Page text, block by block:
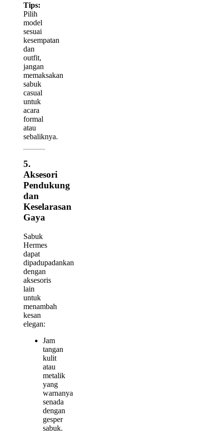
Tips:
Pilih
model
sesuai
kesempatan
dan
outfit,
jangan
memaksakan
sabuk
casual
untuk
acara
formal
atau
sebaliknya.
5.
Aksesori
Pendukung
dan
Keselarasan
Gaya
Sabuk
Hermes
dapat
dipadupadankan
dengan
aksesoris
lain
untuk
menambah
kesan
elegan:
Jam
tangan
kulit
atau
metalik
yang
warnanya
senada
dengan
gesper
sabuk.